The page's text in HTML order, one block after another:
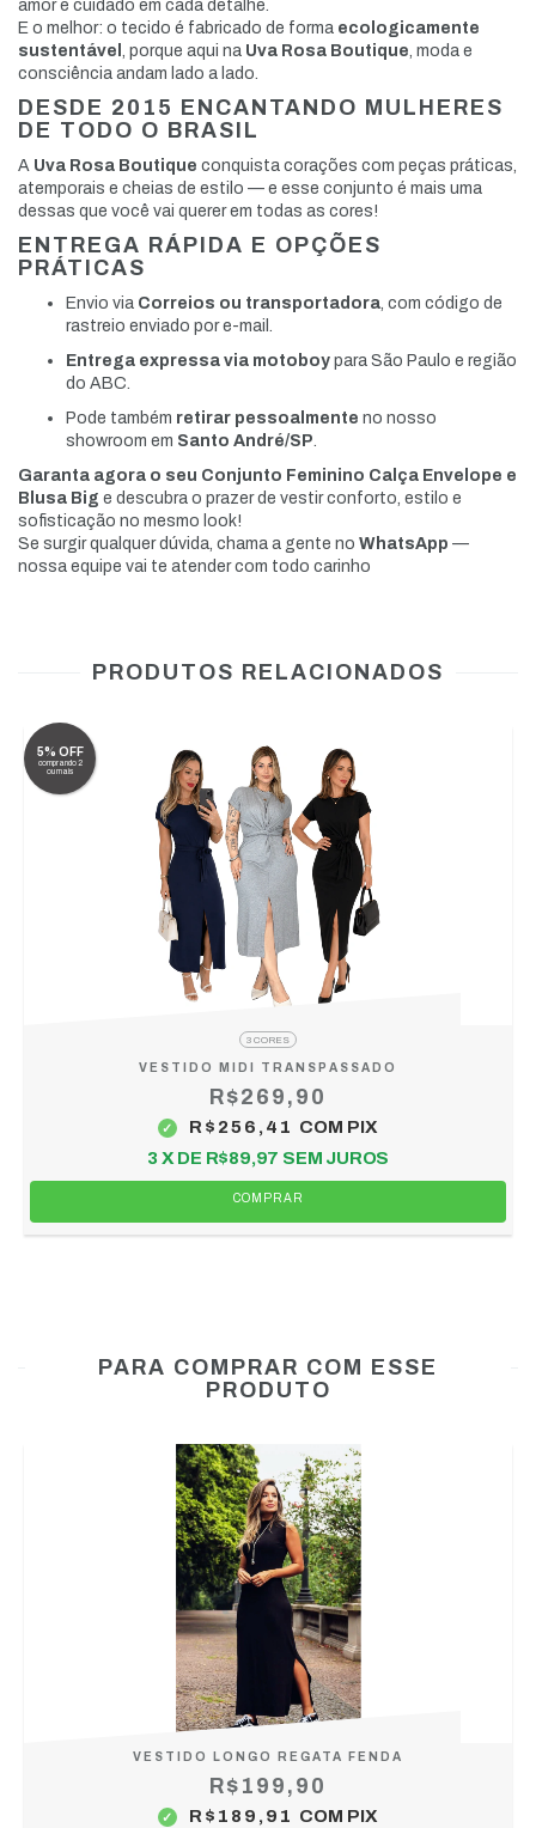
amor e cuidado em cada detalhe.
E o melhor: o tecido é fabricado de forma ecologicamente
sustentável , porque aqui na Uva Rosa Boutique, moda e
consciência andam lado a lado.
DESDE 2015 ENCANTANDO MULHERES
DE TODO O BRASIL
A Uva Rosa Boutique conquista corações com peças práticas,
atemporais e cheias de estilo — e esse conjunto é mais uma
dessas que você vai querer em todas as cores!
ENTREGA RÁPIDA E OPÇÕES
PRÁTICAS
Envio via Correios ou transportadora, com código de
rastreio enviado por e-mail.
Entrega expressa via motoboy para São Paulo e região
do ABC.
Pode também retirar pessoalmente no nosso
showroom em Santo André/SP.
Garanta agora o seu Conjunto Feminino Calça Envelope e
Blusa Big e descubra o prazer de vestir conforto, estilo e
sofisticação no mesmo look!
Se surgir qualquer dúvida, chama a gente no WhatsApp —
nossa equipe vai te atender com todo carinho
PRODUTOS RELACIONADOS
5% OFF
comprando 2
ou mais
3 CORES
VESTIDO MIDI TRANSPASSADO
R$269,90
R$256,41 COM PIX
3 X DE R$89,97 SEM JUROS
COMPRAR
PARA COMPRAR COM ESSE
PRODUTO
VESTIDO LONGO REGATA FENDA
R$199,90
R$189,91 COM PIX